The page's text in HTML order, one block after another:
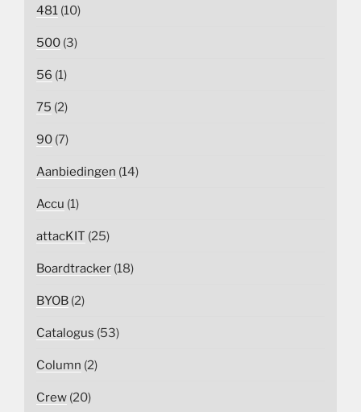
481 (10)
500 (3)
56 (1)
75 (2)
90 (7)
Aanbiedingen (14)
Accu (1)
attacKIT (25)
Boardtracker (18)
BYOB (2)
Catalogus (53)
Column (2)
Crew (20)